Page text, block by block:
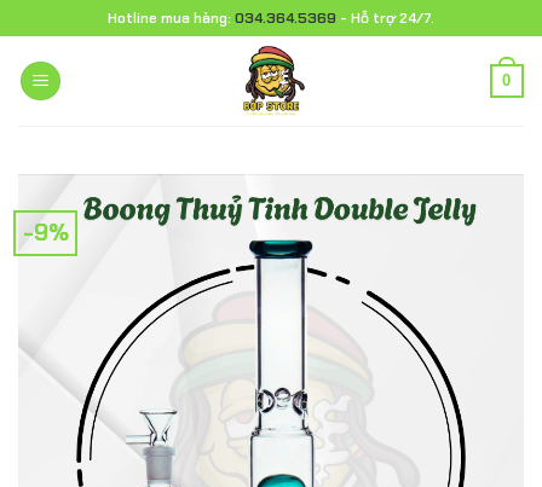
đến
nội
dung
Hotline mua hàng: 034.364.5369 - Hỗ trợ 24/7.
0
-9%